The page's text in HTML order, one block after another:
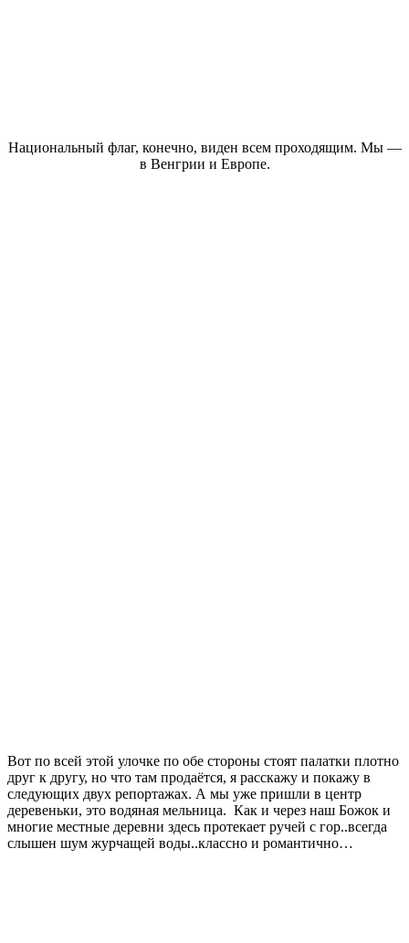
Национальный флаг, конечно, виден всем проходящим. Мы —
в Венгрии и Европе.
Вот по всей этой улочке по обе стороны стоят палатки плотно
друг к другу, но что там продаётся, я расскажу и покажу в
следующих двух репортажах. А мы уже пришли в центр
деревеньки, это водяная мельница. Как и через наш Божок и
многие местные деревни здесь протекает ручей с гор..всегда
слышен шум журчащей воды..классно и романтично…